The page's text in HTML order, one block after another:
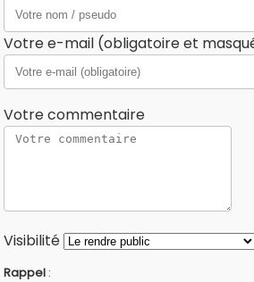
Votre e-mail (obligatoire et
Votre commentaire
Visibilité
Rappel :